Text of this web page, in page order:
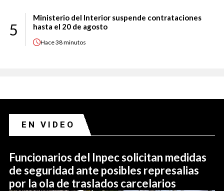
5
Ministerio del Interior suspende contrataciones
hasta el 20 de agosto
Hace38 minutos
EN VIDEO
Funcionarios del Inpec solicitan medidas
de seguridad ante posibles represalias
por la ola de traslados carcelarios